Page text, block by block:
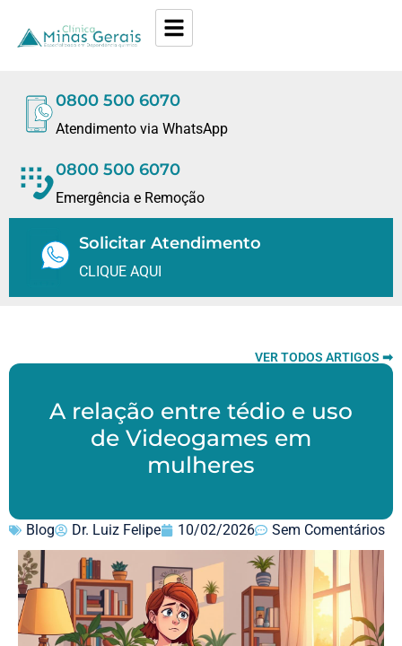
0800 500 6070
Atendimento via WhatsApp
0800 500 6070
Emergência e Remoção
Solicitar Atendimento
CLIQUE AQUI
VER TODOS ARTIGOS ➡
A relação entre tédio e uso
de Videogames em
mulheres
Blog Dr. Luiz Felipe 10/02/2026 Sem Comentários